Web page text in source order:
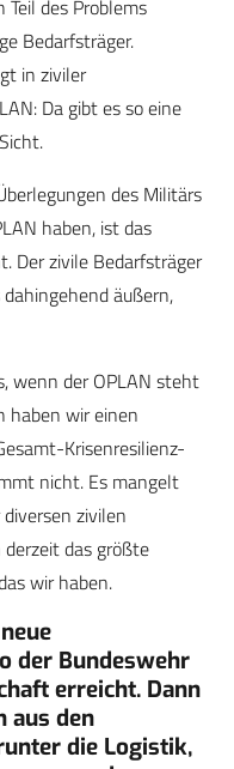
des Problems
Bedarfsträger.
in ziviler
Da gibt es so eine
des Militärs
haben, ist das
Der zivile Bedarfsträger
äußern,
wenn der OPLAN steht
haben wir einen
Krisenresilienz-
nicht. Es mangelt
zivilen
das größte
wir haben.
der Bundeswehr
erreicht. Dann
aus den
die Logistik,